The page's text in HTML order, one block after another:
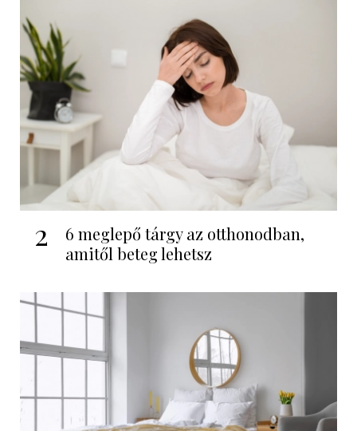
2
6 meglepő tárgy az otthonodban,
amitől beteg lehetsz